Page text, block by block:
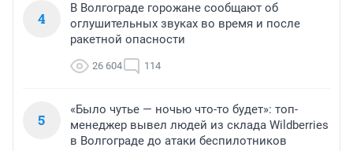
4
В Волгограде горожане сообщают об
оглушительных звуках во время и после
ракетной опасности
26 604 114
5
«Было чутье — ночью что-то будет»: топ-
менеджер вывел людей из склада Wildberries
в Волгограде до атаки беспилотников